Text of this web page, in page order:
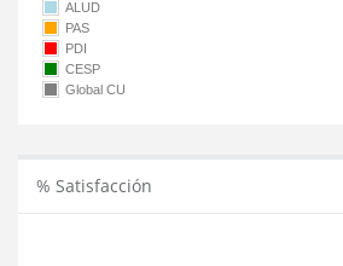
ALUD
PAS
PDI
CESP
Global CU
% Satisfacción